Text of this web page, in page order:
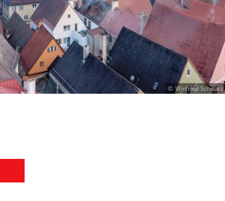
Winfried Schwarz